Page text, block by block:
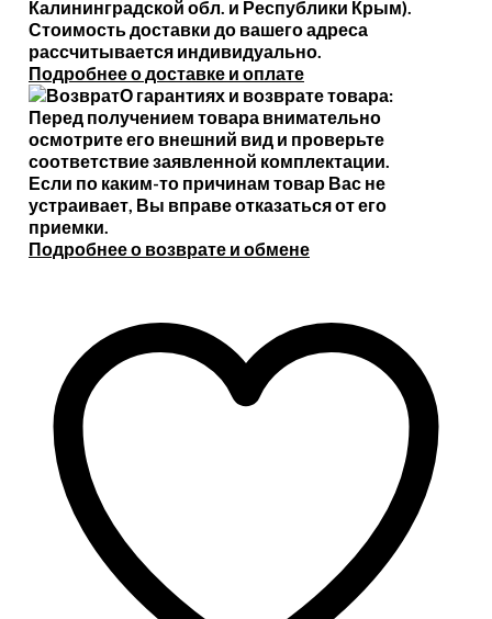
Калининградской обл. и Республики Крым).
Стоимость доставки до вашего адреса
рассчитывается индивидуально.
Подробнее о доставке и оплате
О гарантиях и возврате товара:
Перед получением товара внимательно
осмотрите его внешний вид и проверьте
соответствие заявленной комплектации.
Если по каким-то причинам товар Вас не
устраивает, Вы вправе отказаться от его
приемки.
Подробнее о возврате и обмене